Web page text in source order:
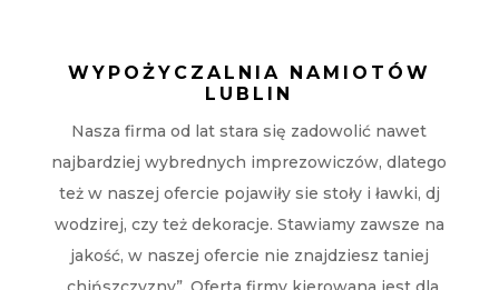
WYPOŻYCZALNIA NAMIOTÓW
LUBLIN
Nasza firma od lat stara się zadowolić nawet
najbardziej wybrednych imprezowiczów, dlatego
też w naszej ofercie pojawiły sie stoły i ławki, dj
wodzirej, czy też dekoracje. Stawiamy zawsze na
jakość, w naszej ofercie nie znajdziesz taniej